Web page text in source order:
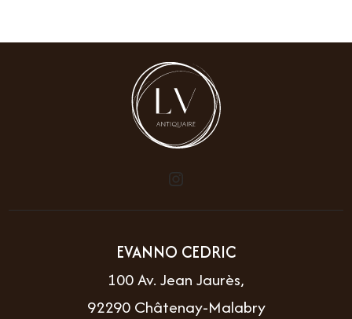
EVANNO CEDRIC
100 Av. Jean Jaurès,
92290 Châtenay-Malabry